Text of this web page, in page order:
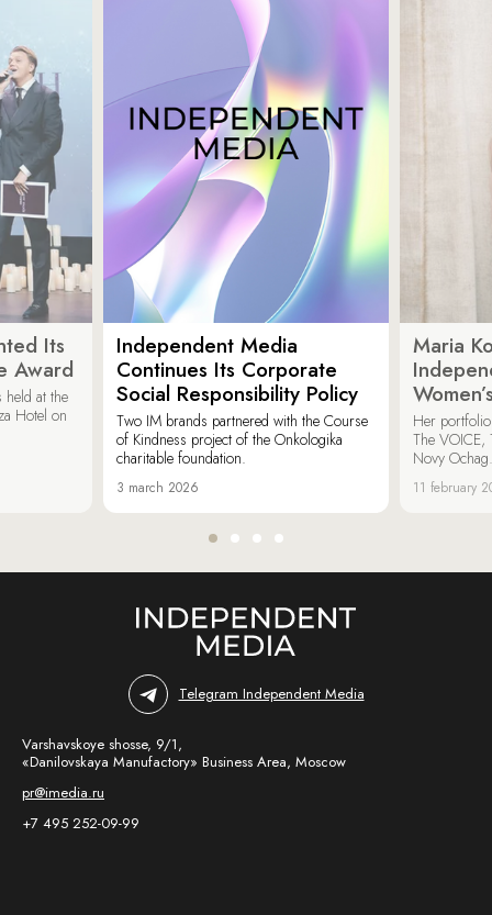
Its
Award
held at the
Hotel on
Independent Media
Continues Its Corporate
Social Responsibility Policy
Two IM brands partnered with the Course
of Kindness project of the Onkologika
charitable foundation.
3 march 2026
Maria
Her
The VOICE,
Novy Ochag.
11 february
Telegram Independent Media
Varshavskoye shosse, 9/1,
«Danilovskaya Manufactory» Business Area, Moscow
pr@imedia.ru
+7 495 252-09-99